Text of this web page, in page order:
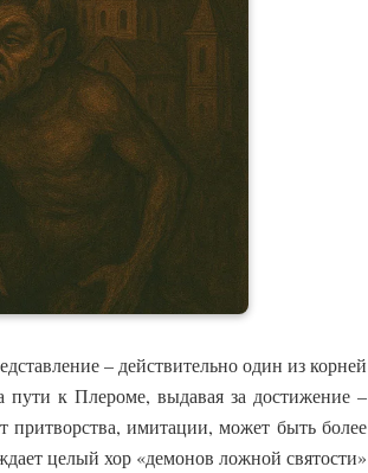
– действительно один из корней
к Плероме, выдавая за достижение –
притворства, имитации, может быть более
целый хор «демонов ложной святости»